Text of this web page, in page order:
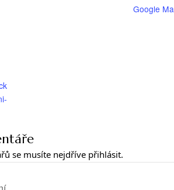
Google
se musíte nejdříve přihlásit.